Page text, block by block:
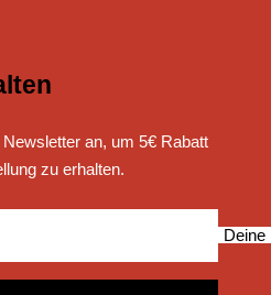
an, um 5€ Rabatt
zu erhalten.
Deine